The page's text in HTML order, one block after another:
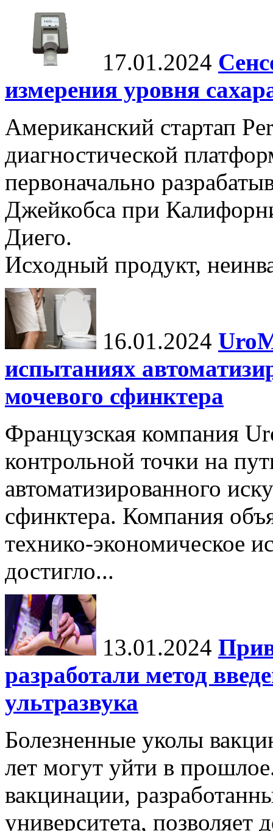
17.01.2024
измерения уровня
Американский стартап
диагностической
первоначально
Джейкобса при
Диего.
Исходный продукт,
16.01.2024
испытаниях
мочевого сфинктера
Французская компания
контрольной точки на
автоматизированного
сфинктера. Компания
технико-экономическое
достигло...
13.01.2024
разработали метод
ультразвука
Болезненные уколы
лет могут уйти в
вакцинации,
университета, позволяет